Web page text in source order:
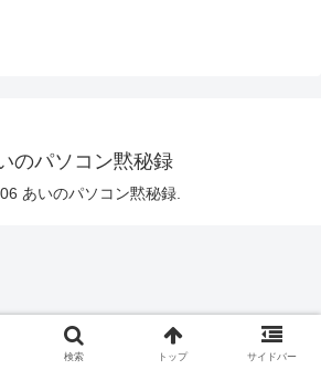
のパソコン黙秘録
あいのパソコン黙秘録.
検索 トップ サイドバー